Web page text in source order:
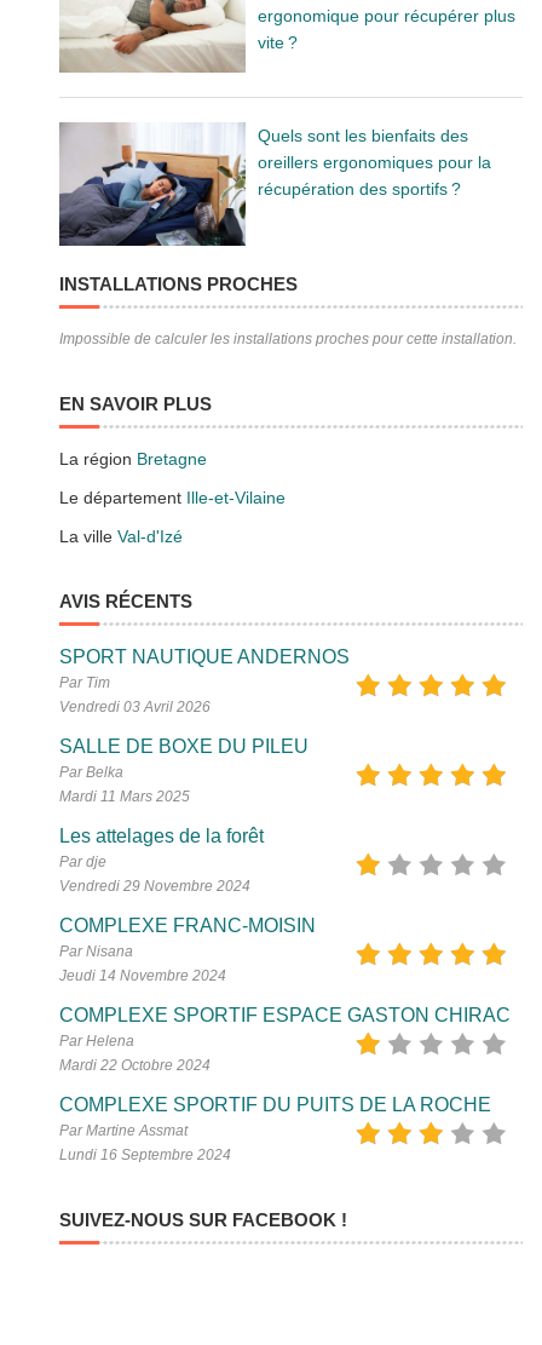
ergonomique pour récupérer plus
vite ?
Quels sont les bienfaits des
oreillers ergonomiques pour la
récupération des sportifs ?
INSTALLATIONS PROCHES
Impossible de calculer les installations proches pour cette installation.
EN SAVOIR PLUS
La région Bretagne
Le département Ille-et-Vilaine
La villeVal-d'Izé
AVIS RÉCENTS
SPORT NAUTIQUE ANDERNOS
Par Tim
Vendredi 03 Avril 2026
SALLE DE BOXE DU PILEU
Par Belka
Mardi 11 Mars 2025
Les attelages de la forêt
Par dje
Vendredi 29 Novembre 2024
COMPLEXE FRANC-MOISIN
Par Nisana
Jeudi 14 Novembre 2024
COMPLEXE SPORTIF ESPACE GASTON CHIRAC
Par Helena
Mardi 22 Octobre 2024
COMPLEXE SPORTIF DU PUITS DE LA ROCHE
Par Martine Assmat
Lundi 16 Septembre 2024
SUIVEZ-NOUS SUR FACEBOOK !